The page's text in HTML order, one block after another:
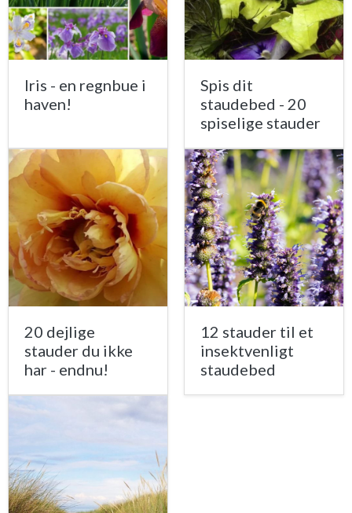
Iris - en regnbue i
haven!
Spis dit
staudebed - 20
spiselige stauder
20 dejlige
stauder du ikke
har - endnu!
12 stauder til et
insektvenligt
staudebed